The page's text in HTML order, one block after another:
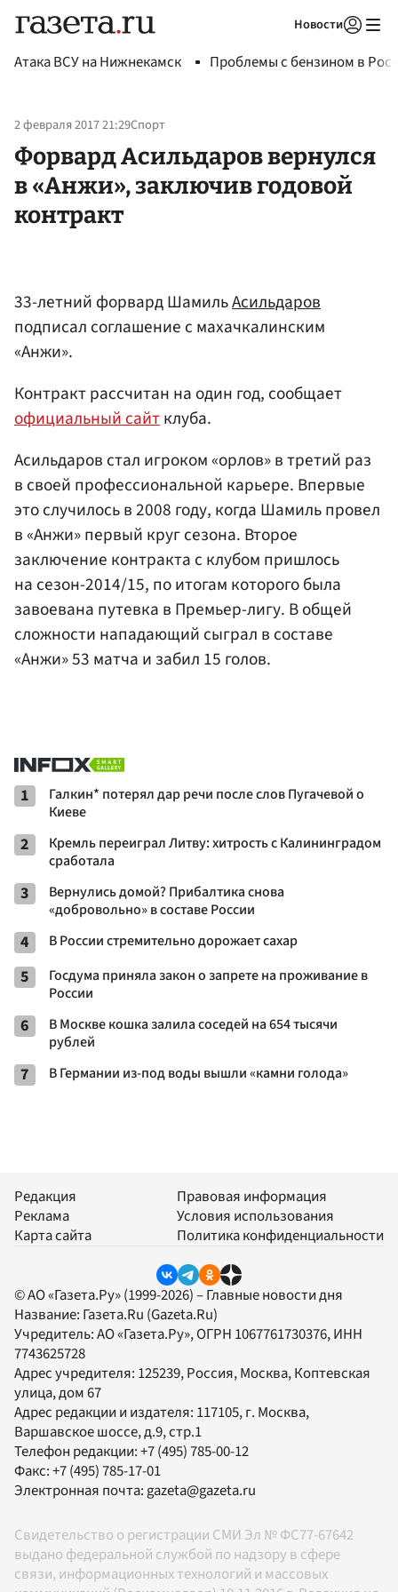
Новости
Атака ВСУ на Нижнекамск Проблемы с бензином в
2 февраля 2017 21:29Спорт
Форвард Асильдаров вернулся
в «Анжи», заключив годовой
контракт
33-летний форвард ШамильАсильдаров
подписал соглашение с махачкалинским
«Анжи».
Контракт рассчитан на один год, сообщает
официальный сайтклуба.
Асильдаров стал игроком «орлов» в третий раз
в своей профессиональной карьере. Впервые
это случилось в 2008 году, когда Шамиль провел
в «Анжи» первый круг сезона. Второе
заключение контракта с клубом пришлось
на сезон-2014/15, по итогам которого была
завоевана путевка в Премьер-лигу. В общей
сложности нападающий сыграл в составе
«Анжи» 53 матча и забил 15 голов.
1
Галкин* потерял дар речи после слов Пугачевой о
Киеве
2
Кремль переиграл Литву: хитрость с Калининградом
сработала
3
Вернулись домой? Прибалтика снова
«добровольно» в составе России
4 В России стремительно дорожает сахар
5
Госдума приняла закон о запрете на проживание в
России
6
В Москве кошка залила соседей на 654 тысячи
рублей
7 В Германии из-под воды вышли «камни голода»
Редакция
Реклама
Карта сайта
Правовая информация
Условия использования
Политика конфиденциальности
© АО «Газета.Ру» (1999-2026) – Главные новости дня
Название: Газета.Ru (Gazeta.Ru)
Учредитель:АО «Газета.Ру», ОГРН 1067761730376, ИНН
7743625728
Адрес учредителя: 125239, Россия, Москва, Коптевская
улица, дом 67
Адрес редакции и издателя: 117105, г. Москва,
Варшавское шоссе, д.9, стр.1
Телефон редакции:+7 (495) 785-00-12
Факс:+7 (495) 785-17-01
Электронная почта: gazeta@gazeta.ru
Свидетельство о регистрации СМИ Эл № ФС77-67642
выдано федеральной службой по надзору в сфере
связи, информационных технологий и массовых